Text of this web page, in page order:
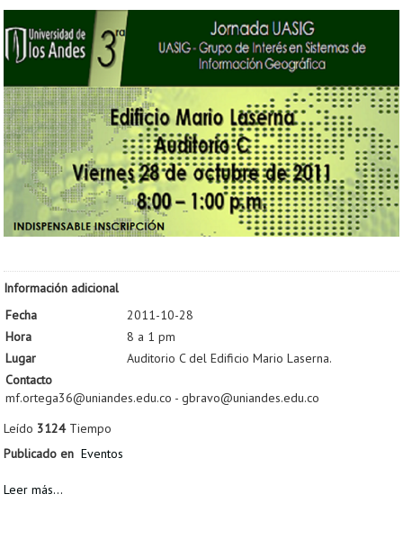
Información adicional
Fecha
2011-10-28
Hora
8 a 1 pm
Lugar
Auditorio C del Edificio Mario Laserna.
Contacto
mf.ortega36@uniandes.edu.co - gbravo@uniandes.edu.co
Leído 3124Tiempo
Publicado en Eventos
Leer más...